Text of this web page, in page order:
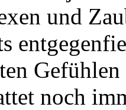
und
noch